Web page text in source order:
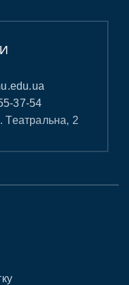
37-54
Театральна, 2